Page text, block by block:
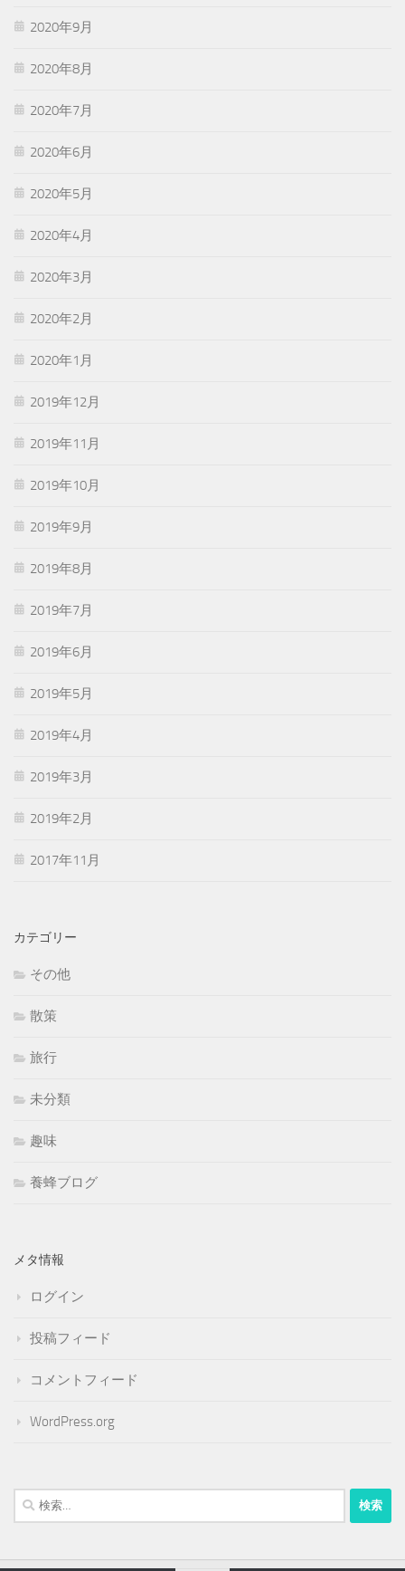
2020年9月
2020年8月
2020年7月
2020年6月
2020年5月
2020年4月
2020年3月
2020年2月
2020年1月
2019年12月
2019年11月
2019年10月
2019年9月
2019年8月
2019年7月
2019年6月
2019年5月
2019年4月
2019年3月
2019年2月
2017年11月
カテゴリー
その他
散策
旅行
未分類
趣味
養蜂ブログ
メタ情報
ログイン
投稿フィード
コメントフィード
WordPress.org
検
索: